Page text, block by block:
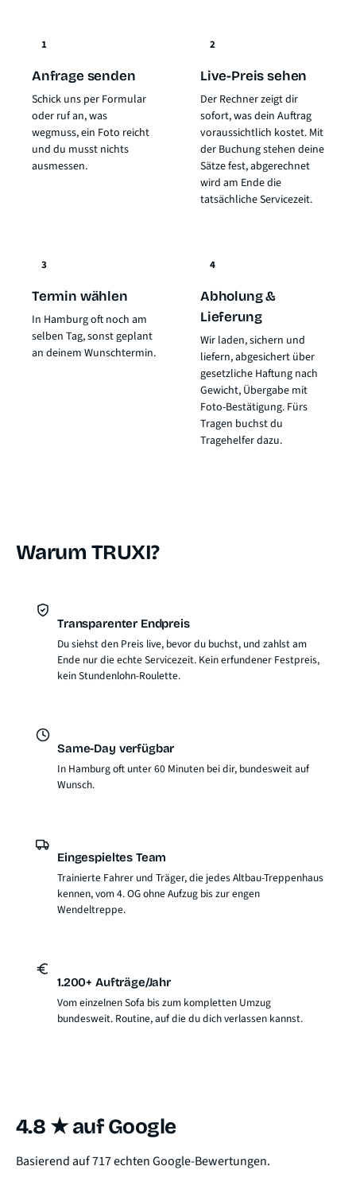
1
Anfrage senden
Schick uns per Formular
oder ruf an, was
wegmuss, ein Foto reicht
und du musst nichts
ausmessen.
2
Live-Preis sehen
Der Rechner zeigt dir
sofort, was dein Auftrag
voraussichtlich kostet. Mit
der Buchung stehen deine
Sätze fest, abgerechnet
wird am Ende die
tatsächliche Servicezeit.
3
Termin wählen
In Hamburg oft noch am
selben Tag, sonst geplant
an deinem Wunschtermin.
4
Abholung &
Lieferung
Wir laden, sichern und
liefern, abgesichert über
gesetzliche Haftung nach
Gewicht, Übergabe mit
Foto-Bestätigung. Fürs
Tragen buchst du
Tragehelfer dazu.
Warum TRUXI?
Transparenter Endpreis
Du siehst den Preis live, bevor du buchst, und zahlst am
Ende nur die echte Servicezeit. Kein erfundener Festpreis,
kein Stundenlohn-Roulette.
Same-Day verfügbar
In Hamburg oft unter 60 Minuten bei dir, bundesweit auf
Wunsch.
Eingespieltes Team
Trainierte Fahrer und Träger, die jedes Altbau-Treppenhaus
kennen, vom 4. OG ohne Aufzug bis zur engen
Wendeltreppe.
1.200+ Aufträge/Jahr
Vom einzelnen Sofa bis zum kompletten Umzug
bundesweit. Routine, auf die du dich verlassen kannst.
4.8 ★ auf Google
Basierend auf 717 echten Google-Bewertungen.